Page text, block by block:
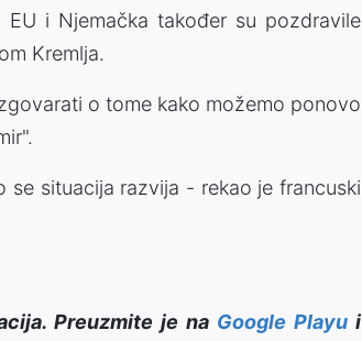
i Njemačka također su pozdravile
Kremlja.
o tome kako možemo ponovo
situacija razvija - rekao je francuski
Preuzmite je na Google Playui